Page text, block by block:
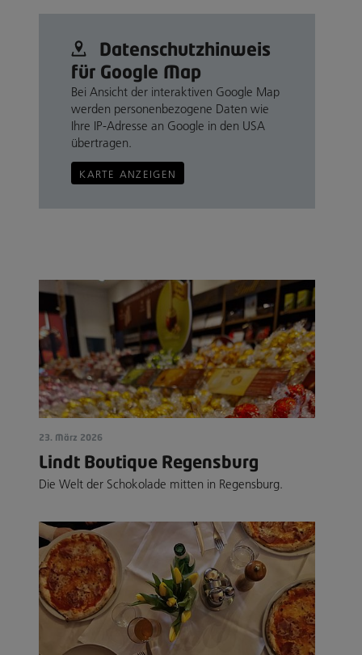
Datenschutz­hinweis
für Google Map
Bei Ansicht der interaktiven Google Map
werden personenbezogene Daten wie
Ihre IP-Adresse an Google in den USA
übertragen.
KARTE ANZEIGEN
23. März 2026
Lindt Boutique Regensburg
Die Welt der Schokolade mitten in Regensburg.